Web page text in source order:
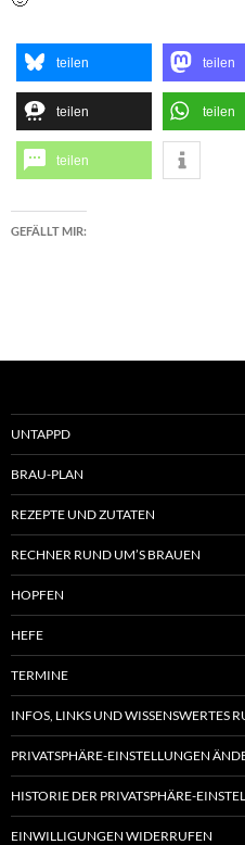
teilen teilen
teilen teilen
teilen
GEFÄLLT MIR:
UNTAPPD
BRAU-PLAN
REZEPTE UND ZUTATEN
RECHNER RUND UM’S BRAUEN
HOPFEN
HEFE
TERMINE
INFOS, LINKS UND WISSENSWERTES
PRIVATSPHÄRE-EINSTELLUNGEN
HISTORIE DER PRIVATSPHÄRE-
EINWILLIGUNGEN WIDERRUFEN